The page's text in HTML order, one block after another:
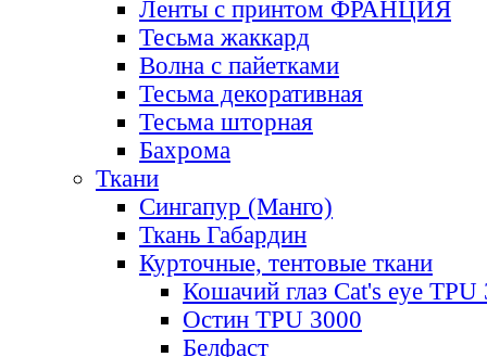
Ленты с принтом ФРАНЦИЯ
Тесьма жаккард
Волна с пайетками
Тесьма декоративная
Тесьма шторная
Бахрома
Ткани
Сингапур (Манго)
Ткань Габардин
Курточные, тентовые ткани
Кошачий глаз Cat's eye TPU
Остин TPU 3000
Белфаст